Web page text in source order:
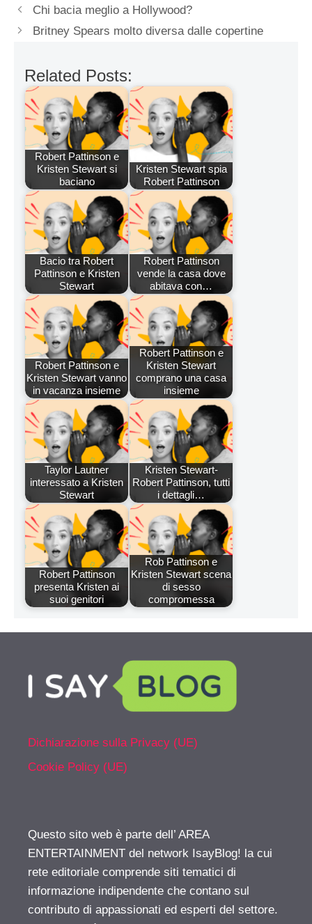
Chi bacia meglio a Hollywood?
Britney Spears molto diversa dalle copertine
Related Posts:
Robert Pattinson e
Kristen Stewart si
baciano
Kristen Stewart spia
Robert Pattinson
Bacio tra Robert
Pattinson e Kristen
Stewart
Robert Pattinson
vende la casa dove
abitava con…
Robert Pattinson e
Kristen Stewart vanno
in vacanza insieme
Robert Pattinson e
Kristen Stewart
comprano una casa
insieme
Taylor Lautner
interessato a Kristen
Stewart
Kristen Stewart-
Robert Pattinson, tutti
i dettagli…
Robert Pattinson
presenta Kristen ai
suoi genitori
Rob Pattinson e
Kristen Stewart scena
di sesso
compromessa
Dichiarazione sulla Privacy (UE)
Cookie Policy (UE)
Questo sito web è parte dell’ AREA
ENTERTAINMENT del network IsayBlog! la cui
rete editoriale comprende siti tematici di
informazione indipendente che contano sul
contributo di appassionati ed esperti del settore.